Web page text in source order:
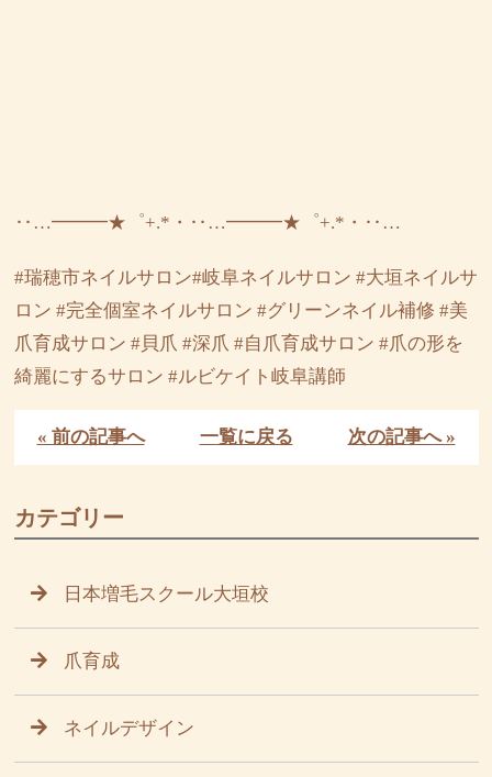
‥…━━━★゜+.*・‥…━━━★゜+.*・‥…
#瑞穂市ネイルサロン#岐阜ネイルサロン #大垣ネイルサ
ロン #完全個室ネイルサロン #グリーンネイル補修 #美
爪育成サロン #貝爪 #深爪 #自爪育成サロン #爪の形を
綺麗にするサロン #ルビケイト岐阜講師
« 前の記事へ 一覧に戻る 次の記事へ »
カテゴリー
日本増毛スクール大垣校
爪育成
ネイルデザイン